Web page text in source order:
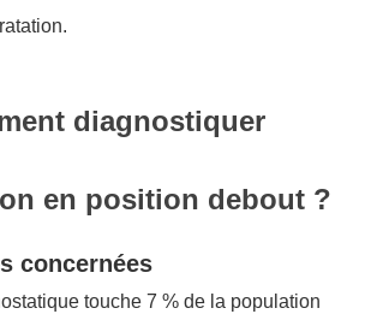
diagnostiquer
en position debout ?
concernées
touche 7 % de la population